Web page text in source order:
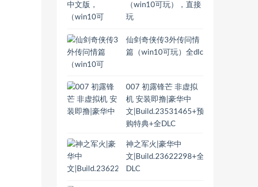
（win10可玩），直接
玩
仙剑奇侠传3外传问情
篇（win10可玩）全dlc
007 初露锋芒 非虚拟
机 安装即撸|豪华中
文|Build.23531465+预
购特典+全DLC
神之军火|豪华中
文|Build.23622298+全
DLC